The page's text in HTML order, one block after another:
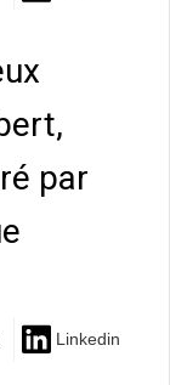
par
Linkedin